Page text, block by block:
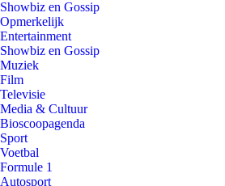
Showbiz en Gossip
Opmerkelijk
Entertainment
Showbiz en Gossip
Muziek
Film
Televisie
Media & Cultuur
Bioscoopagenda
Sport
Voetbal
Formule 1
Autosport